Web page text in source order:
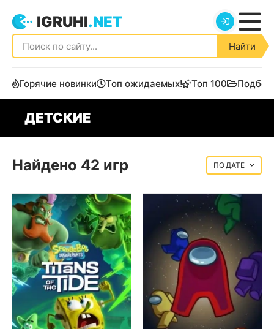
IGRUHI.NET
Найти
Горячие новинки Топ ожидаемых! Топ 100
ДЕТСКИЕ
Найдено 42 игр ДАТЕ